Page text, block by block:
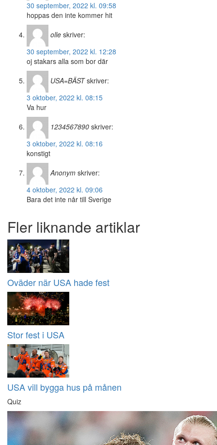
30 september, 2022 kl. 09:58
hoppas den inte kommer hit
olle skriver:
30 september, 2022 kl. 12:28
oj stakars alla som bor där
USA=BÄST skriver:
3 oktober, 2022 kl. 08:15
Va hur
1234567890 skriver:
3 oktober, 2022 kl. 08:16
konstigt
Anonym skriver:
4 oktober, 2022 kl. 09:06
Bara det inte når till Sverige
Fler liknande artiklar
Oväder när USA hade fest
Stor fest i USA
USA vill bygga hus på månen
Quiz